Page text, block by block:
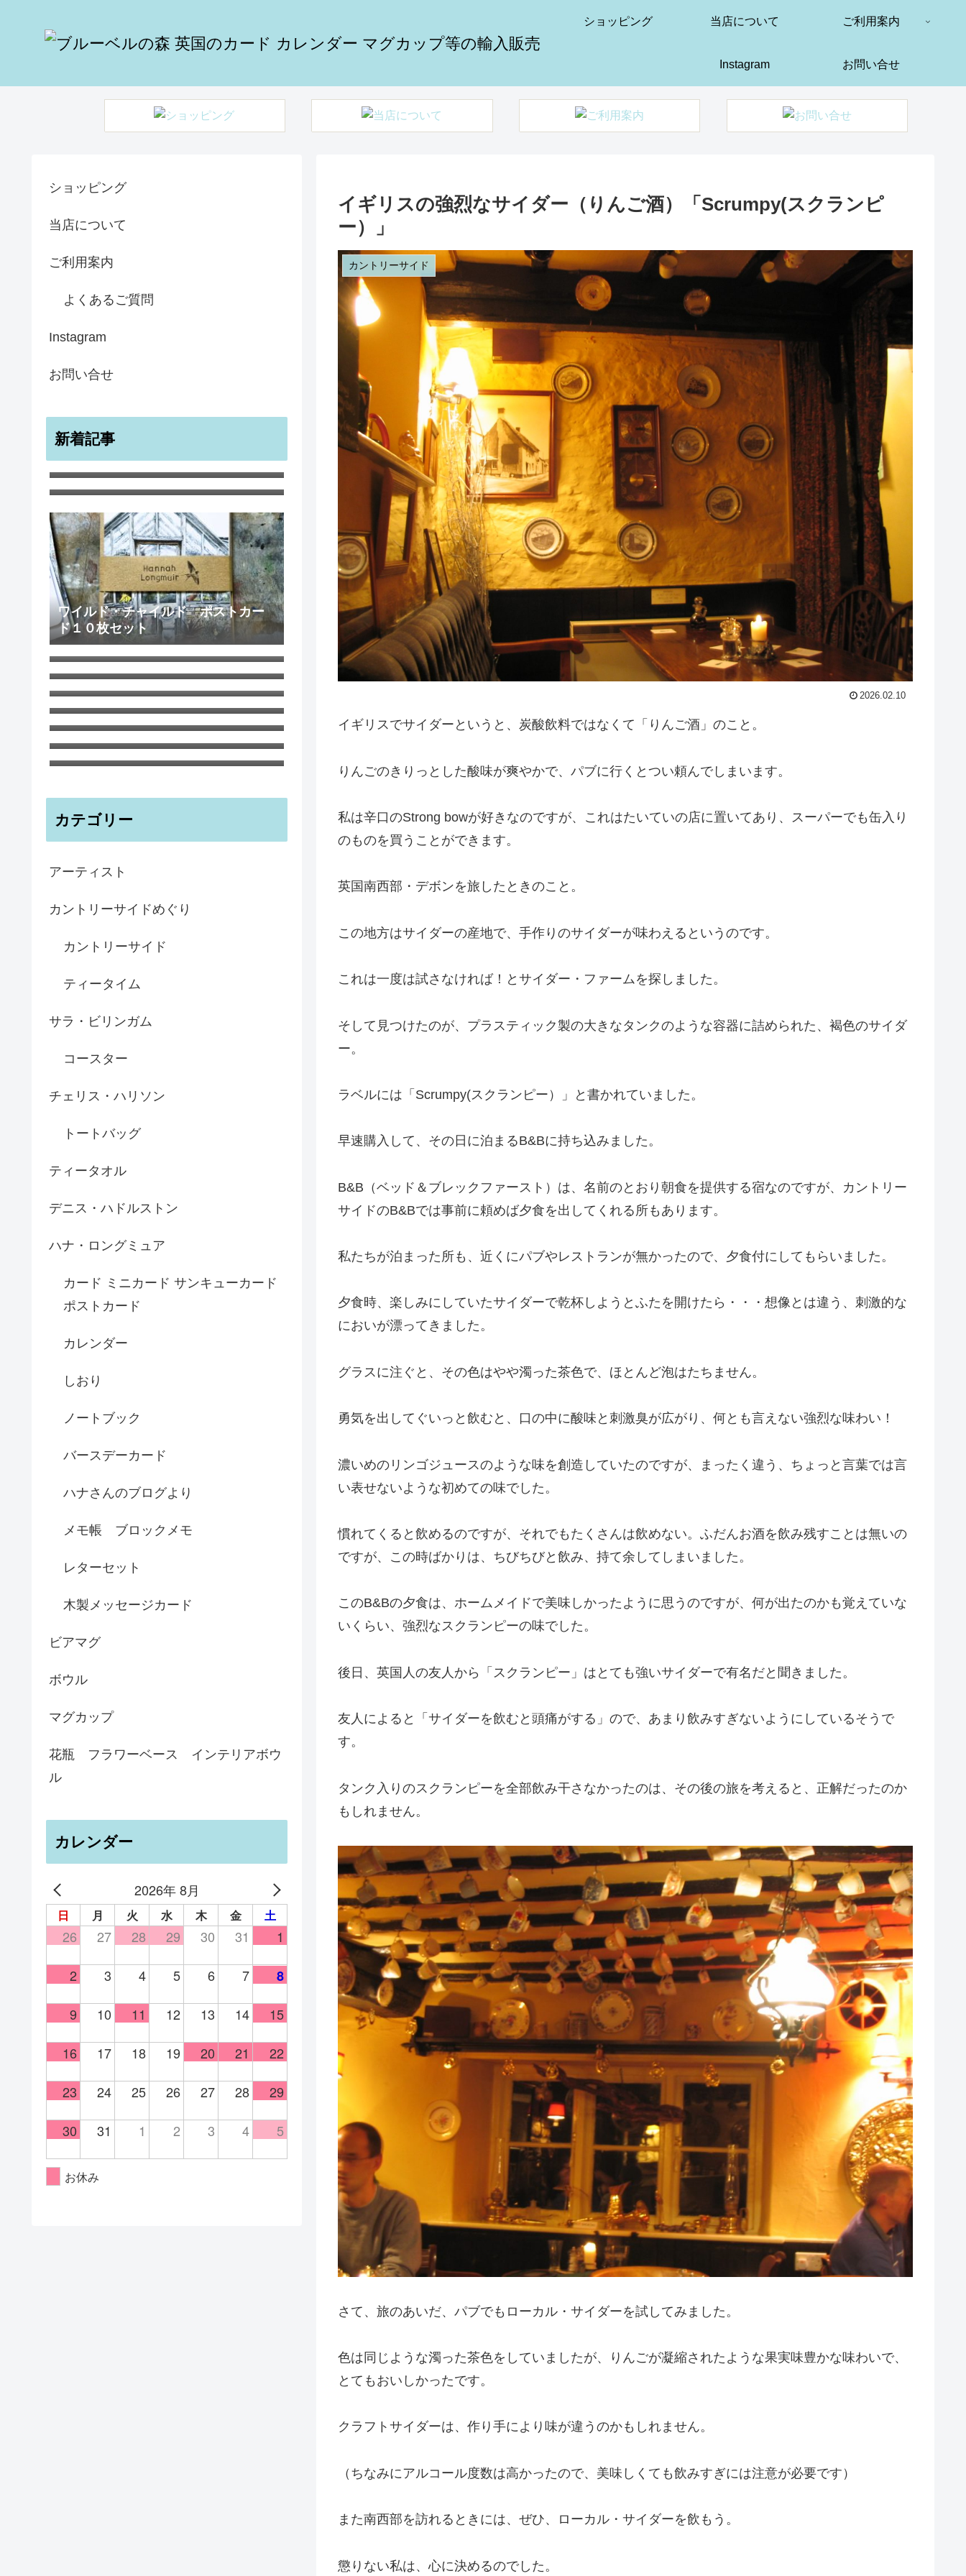
ショッピング 当店について ご利用案内
Instagram お問い合せ
イギリスの強烈なサイダー（りんご酒）「Scrumpy(スクランピ
ー）」
カントリーサイド
2026.02.10
イギリスでサイダーというと、炭酸飲料ではなくて「りんご酒」のこと。
りんごのきりっとした酸味が爽やかで、パブに行くとつい頼んでしまいます。
私は辛口のStrong bowが好きなのですが、これはたいていの店に置いてあり、スーパーでも缶入り
のものを買うことができます。
英国南西部・デボンを旅したときのこと。
この地方はサイダーの産地で、手作りのサイダーが味わえるというのです。
これは一度は試さなければ！とサイダー・ファームを探しました。
そして見つけたのが、プラスティック製の大きなタンクのような容器に詰められた、褐色のサイダ
ー。
ラベルには「Scrumpy(スクランピー）」と書かれていました。
早速購入して、その日に泊まるB&Bに持ち込みました。
B&B（ベッド＆ブレックファースト）は、名前のとおり朝食を提供する宿なのですが、カントリー
サイドのB&Bでは事前に頼めば夕食を出してくれる所もあります。
私たちが泊まった所も、近くにパブやレストランが無かったので、夕食付にしてもらいました。
夕食時、楽しみにしていたサイダーで乾杯しようとふたを開けたら・・・想像とは違う、刺激的な
においが漂ってきました。
グラスに注ぐと、その色はやや濁った茶色で、ほとんど泡はたちません。
勇気を出してぐいっと飲むと、口の中に酸味と刺激臭が広がり、何とも言えない強烈な味わい！
濃いめのリンゴジュースのような味を創造していたのですが、まったく違う、ちょっと言葉では言
い表せないような初めての味でした。
慣れてくると飲めるのですが、それでもたくさんは飲めない。ふだんお酒を飲み残すことは無いの
ですが、この時ばかりは、ちびちびと飲み、持て余してしまいました。
このB&Bの夕食は、ホームメイドで美味しかったように思うのですが、何が出たのかも覚えていな
いくらい、強烈なスクランピーの味でした。
後日、英国人の友人から「スクランピー」はとても強いサイダーで有名だと聞きました。
友人によると「サイダーを飲むと頭痛がする」ので、あまり飲みすぎないようにしているそうで
す。
タンク入りのスクランピーを全部飲み干さなかったのは、その後の旅を考えると、正解だったのか
もしれません。
さて、旅のあいだ、パブでもローカル・サイダーを試してみました。
色は同じような濁った茶色をしていましたが、りんごが凝縮されたような果実味豊かな味わいで、
とてもおいしかったです。
クラフトサイダーは、作り手により味が違うのかもしれません。
（ちなみにアルコール度数は高かったので、美味しくても飲みすぎには注意が必要です）
また南西部を訪れるときには、ぜひ、ローカル・サイダーを飲もう。
懲りない私は、心に決めるのでした。
ショッピング
当店について
ご利用案内
よくあるご質問
Instagram
お問い合せ
新着記事
メンフクロウ ラブカード バレン
タイン アニバーサリー
宇宙のような無限のすばらしきかな
幸せ ノートブック A5
ワイルド・チャイルド ポストカー
ド１０枚セット
白ひつじ マグカップ
サマー・ツリー スコットランドの
夏の風景
8月 厳しい暑さが続いています
６月のガーデンでの生命と死 ハナ
さんのブログ
イギリス海峡のチャンネル諸島のひ
とつ、ガンジー島の海のブルー イ
ンテリアボウル
ビアマグ 350ml 鉄さび釉 イギリ
ス 陶器
子どもにもおすすめ！ ガーデンの
ノートブックA6 ティリー島の海と
森 ハナさんより
カテゴリー
アーティスト
カントリーサイドめぐり
カントリーサイド
ティータイム
サラ・ビリンガム
コースター
チェリス・ハリソン
トートバッグ
ティータオル
デニス・ハドルストン
ハナ・ロングミュア
カード ミニカード サンキューカード
ポストカード
カレンダー
しおり
ノートブック
バースデーカード
ハナさんのブログより
メモ帳 ブロックメモ
レターセット
木製メッセージカード
ビアマグ
ボウル
マグカップ
花瓶 フラワーベース インテリアボウ
ル
カレンダー
2026年 8月
日 月 火 水 木 金 土
26 27 28 29 30 31 1
2 3 4 5 6 7 8
9 10 11 12 13 14 15
16 17 18 19 20 21 22
23 24 25 26 27 28 29
30 31 1 2 3 4 5
お休み